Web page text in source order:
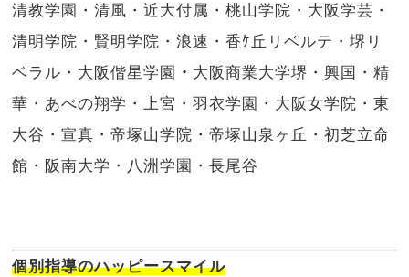
清教学園・清風・近大付属・桃山学院・大阪学芸・
清明学院・賢明学院・浪速・香ｹ丘リベルテ・堺リ
ベラル・大阪偕星学園 ・ 大阪商業大学堺・興国・精
華・あべの翔学・上宮・羽衣学園・大阪女学院・東
大谷・宣真・帝塚山学院・帝塚山泉ヶ丘・初芝立命
館・阪南大学・八洲学園・長尾谷
個別指導のハッピースマイル